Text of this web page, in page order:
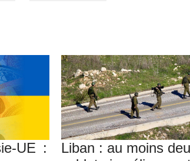
UE :
Liban : au moins